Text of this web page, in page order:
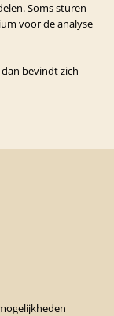
Soms sturen
voor de analyse
bevindt zich